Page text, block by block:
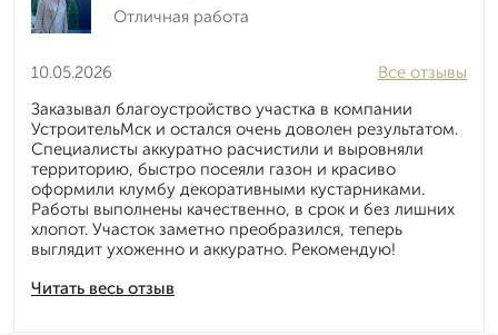
Отличная работа
10.05.2026
Читать весь отзыв
Все отзывы
Заказывал благоустройство участка в компании
УстроительМск и остался очень доволен результатом.
Специалисты аккуратно расчистили и выровняли
территорию, быстро посеяли газон и красиво
оформили клумбу декоративными кустарниками.
Работы выполнены качественно, в срок и без лишних
хлопот. Участок заметно преобразился, теперь
выглядит ухоженно и аккуратно. Рекомендую!